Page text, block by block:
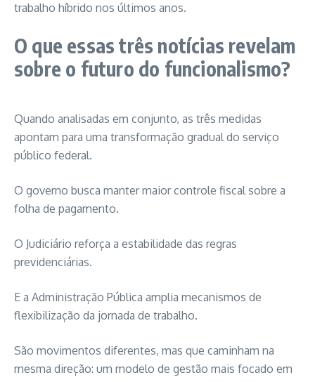
trabalho híbrido nos últimos anos.
O que essas três notícias revelam
sobre o futuro do funcionalismo?
Quando analisadas em conjunto, as três medidas
apontam para uma transformação gradual do serviço
público federal.
O governo busca manter maior controle fiscal sobre a
folha de pagamento.
O Judiciário reforça a estabilidade das regras
previdenciárias.
E a Administração Pública amplia mecanismos de
flexibilização da jornada de trabalho.
São movimentos diferentes, mas que caminham na
mesma direção: um modelo de gestão mais focado em